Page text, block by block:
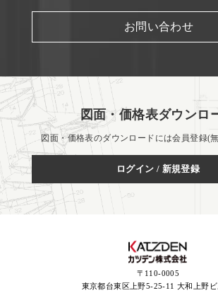
お問い合わせ
図面・価格表ダウンロ
図面・価格表のダウンロードには会員登録(
ログイン / 新規登録
〒110-0005
東京都台東区上野5-25-11 大和上野